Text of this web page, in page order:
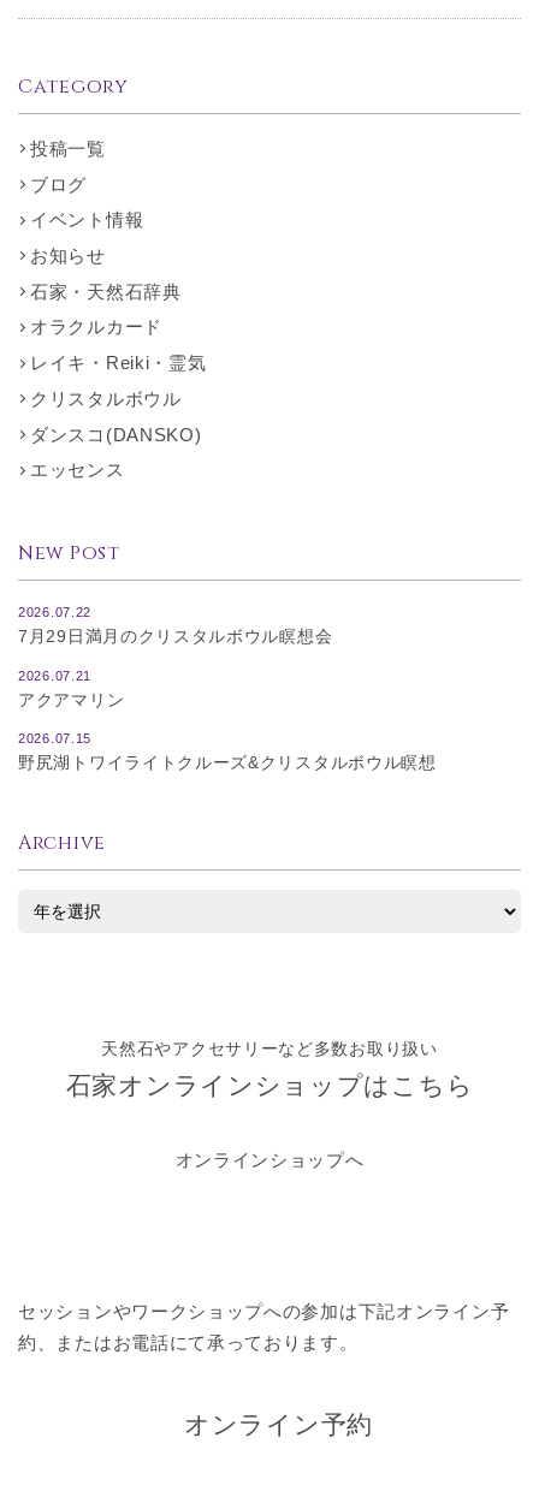
Category
投稿一覧
ブログ
イベント情報
お知らせ
石家・天然石辞典
オラクルカード
レイキ・Reiki・霊気
クリスタルボウル
ダンスコ(DANSKO)
エッセンス
New Post
2026.07.22
7月29日満月のクリスタルボウル瞑想会
2026.07.21
アクアマリン
2026.07.15
野尻湖トワイライトクルーズ&クリスタルボウル瞑想
Archive
天然石やアクセサリーなど多数お取り扱い
石家オンラインショップはこちら
オンラインショップへ
セッションやワークショップへの参加は下記オンライン予
約、またはお電話にて承っております。
オンライン予約